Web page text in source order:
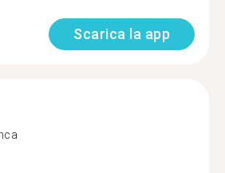
Scarica la app